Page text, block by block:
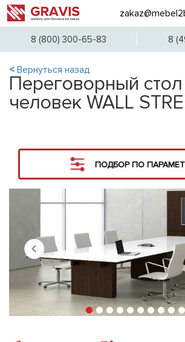
8 (800) 300-65-83 8
< Вернуться назад
Переговорный
человек WALL
ПОДБОР ПО